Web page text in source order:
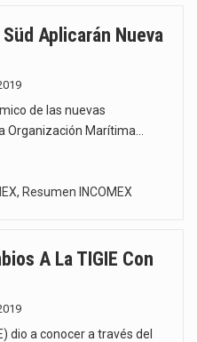
Aplicarán Nueva
de las nuevas
Organización Marítima…
, Resumen INCOMEX
A La TIGIE Con
dio a conocer a través del